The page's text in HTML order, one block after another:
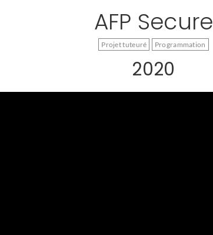
AFP Secure
Projet tuteuré Programmation
2020